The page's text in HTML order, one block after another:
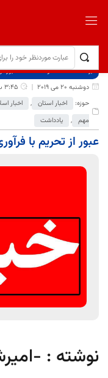
برگ نخست نوشته‌ها
عبور
دوشنبه 20 می 2019
3:45 ب.ظ
حوزه:
اخبار استان , اخبار
مهم , یادداشت
عبور از تحریم با
نوشته : -